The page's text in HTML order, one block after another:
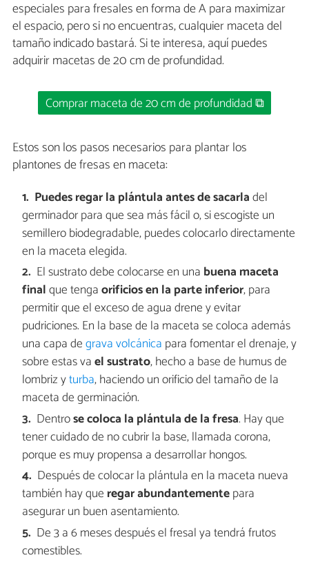
especiales para fresales en forma de A para maximizar
el espacio, pero si no encuentras, cualquier maceta del
tamaño indicado bastará. Si te interesa, aquí puedes
adquirir macetas de 20 cm de profundidad.
Comprar maceta de 20 cm de profundidad ⧉
Estos son los pasos necesarios para plantar los
plantones de fresas en maceta:
Puedes regar la plántula antes de sacarladel
germinador para que sea más fácil o, si escogiste un
semillero biodegradable, puedes colocarlo directamente
en la maceta elegida.
El sustrato debe colocarse en una buena maceta
finalque tengaorificios en la parte inferior, para
permitir que el exceso de agua drene y evitar
pudriciones. En la base de la maceta se coloca además
una capa degrava volcánica para fomentar el drenaje, y
sobre estas vael sustrato, hecho a base de humus de
lombriz yturba, haciendo un orificio del tamaño de la
maceta de germinación.
Dentrose coloca la plántula de la fresa. Hay que
tener cuidado de no cubrir la base, llamada corona,
porque es muy propensa a desarrollar hongos.
Después de colocar la plántula en la maceta nueva
también hay que regar abundantementepara
asegurar un buen asentamiento.
De 3 a 6 meses después el fresal ya tendrá frutos
comestibles.